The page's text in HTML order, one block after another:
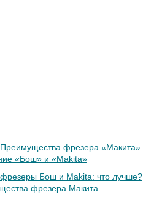
Бош и Makita: что лучше?
фрезера Макита